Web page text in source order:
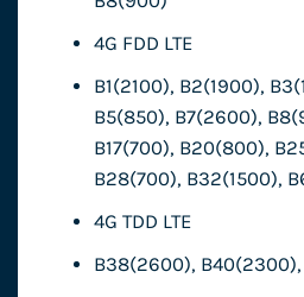
4G FDD LTE
B1(2100), B2(1900),
B5(850), B7(2600),
B17(700), B20(800),
B28(700), B32(1500),
4G TDD LTE
B38(2600), B40(2300),